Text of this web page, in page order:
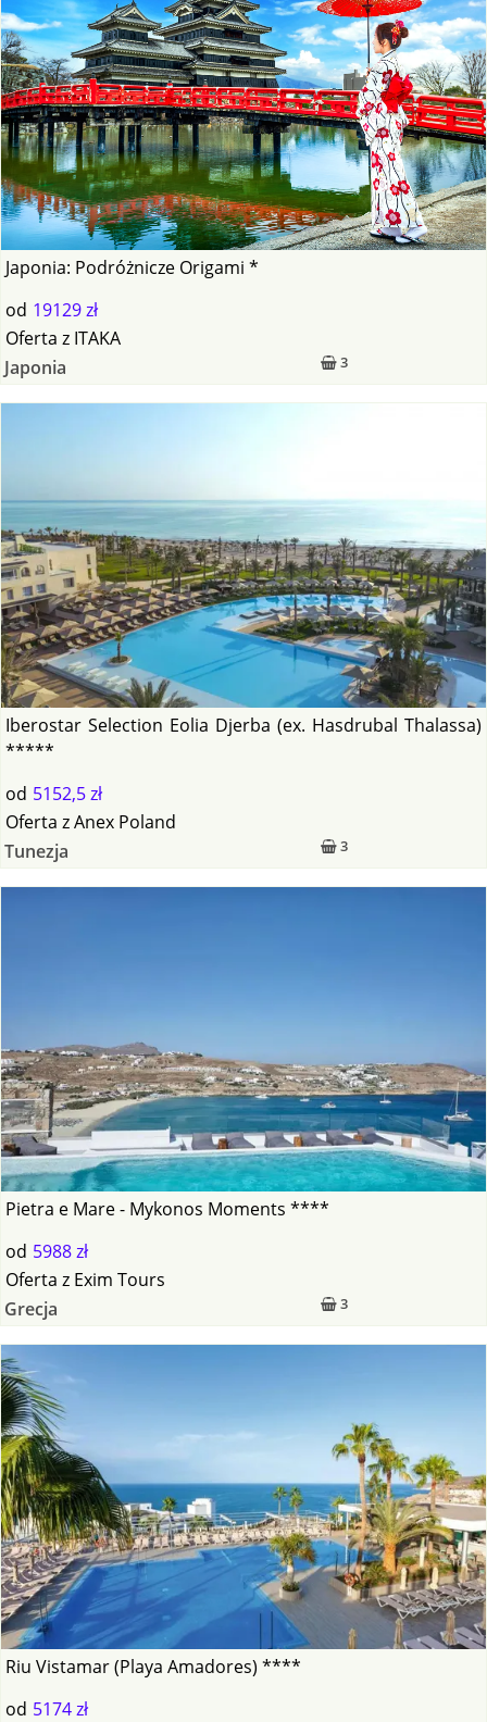
Japonia: Podróżnicze Origami *
od 19129 zł
3
Oferta z ITAKA
Japonia
Iberostar Selection Eolia Djerba (ex. Hasdrubal Thalassa)
*****
od 5152,5 zł
3
Oferta zAnex Poland
Tunezja
Pietra e Mare - Mykonos Moments ****
od 5988 zł
3
Oferta z Exim Tours
Grecja
Riu Vistamar (Playa Amadores) ****
od 5174 zł